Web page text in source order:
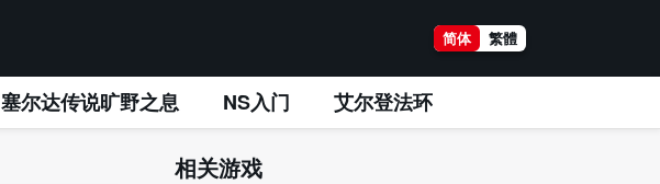
简体 繁體
塞尔达传说旷野之息 NS入门 艾尔登法环
相关游戏